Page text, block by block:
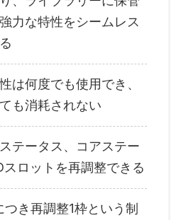
力な特性をシームレス
は何度でも使用でき、
も消耗されない
テータス、コアステー
スロットを再調整できる
つき再調整1枠という制